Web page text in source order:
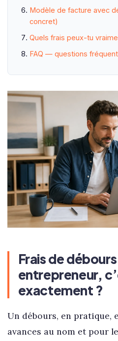
Modèle de facture avec
concret)
Quels frais peux-tu
FAQ — questions
Frais de
entrepreneur,
exactement ?
Un débours, en pratique,
avances au nom et pour